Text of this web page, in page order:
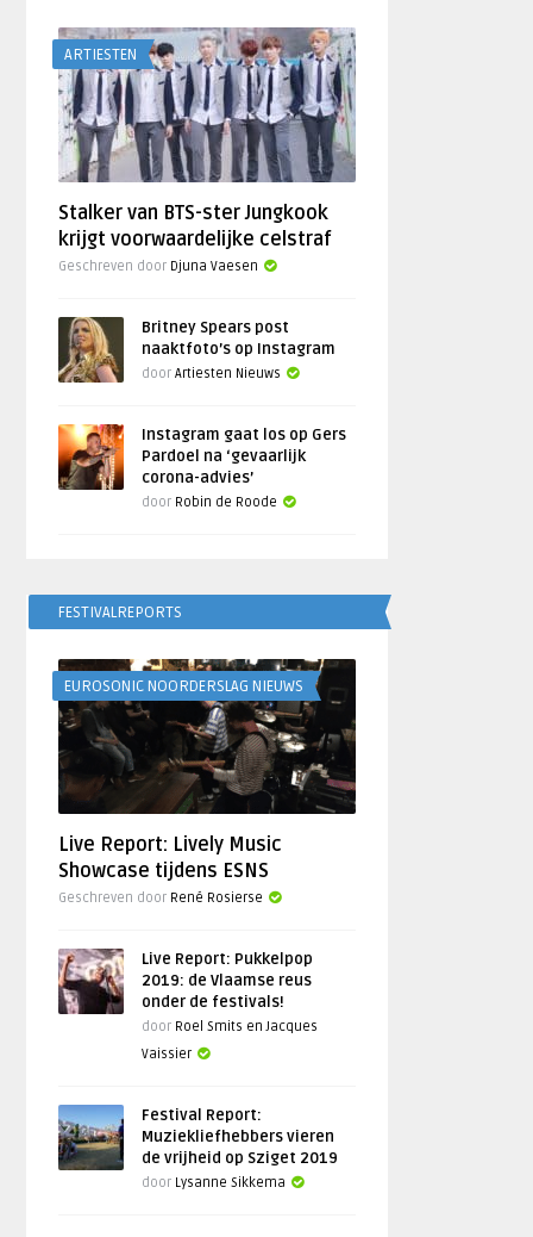
ARTIESTEN
Stalker van BTS-ster Jungkook
krijgt voorwaardelijke celstraf
Geschreven door Djuna Vaesen
Britney Spears post
naaktfoto’s op Instagram
doorArtiesten Nieuws
Instagram gaat los op Gers
Pardoel na ‘gevaarlijk
corona-advies’
door Robin de Roode
FESTIVALREPORTS
EUROSONIC NOORDERSLAG NIEUWS
Live Report: Lively Music
Showcase tijdens ESNS
Geschreven door René Rosierse
Live Report: Pukkelpop
2019: de Vlaamse reus
onder de festivals!
door Roel Smits en Jacques
Vaissier
Festival Report:
Muziekliefhebbers vieren
de vrijheid op Sziget 2019
door Lysanne Sikkema